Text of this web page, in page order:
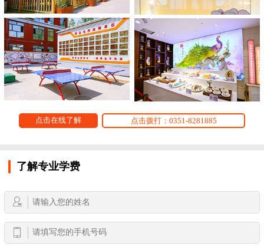
点击在线了解 点击拨打：0351-8281885
了解专业学费